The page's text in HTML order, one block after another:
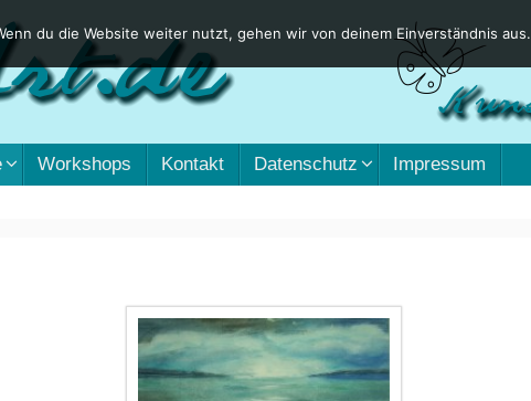
Workshops Kontakt Datenschutz Impressum
du die Website weiter nutzt, gehen wir von deinem Einverständnis aus.